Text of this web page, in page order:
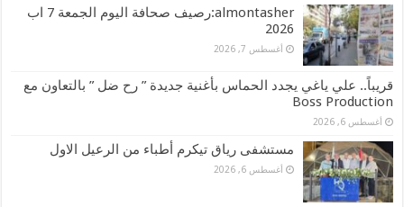
almontasher:رصيف صحافة اليوم الجمعة 7 اب
2026
أغسطس 7, 2026
قريباً.. علي ياغي يجدد الحماس بأغنية جديدة ” رح ضل ” بالتعاون مع
Boss Production
أغسطس 6, 2026
مستشفى رياق تيكرم أطباء من الرعيل الاول
أغسطس 6, 2026